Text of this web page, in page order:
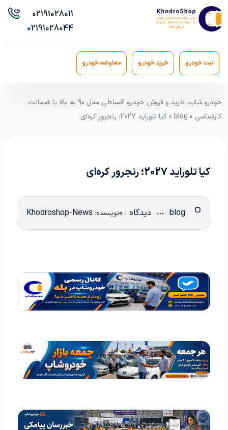
02191028011
02191028044
ثبت خودرو خرید خودرو معاوضه خودرو
خودرو شاپ، خرید و فروش خودرو اقساطی مدل ۹۰ به بالا با ضمانت
کارشناسی »
blog » کیا تلوراید 2027؛ رنجرور کره‌ای
کیا تلوراید 2027؛ رنجرور کره‌ای
دیدگاه : 0 نویسنده: Khodroshop-News